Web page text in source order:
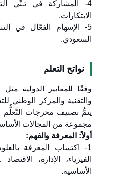
4- المشاركة في تبنِّي
الابتكارات.
5- الإسهام الفعّال في
السعودي.
نواتج التعلم
وفقًا للمعايير الدولية
والتقنية والمركز الوطني
يتمُّ تصنيف مخرجات التَّعلُّم
مجموعة من المجالات
أولاً: المعرفة والفهم:
1- اكتساب المعرفة
الفيزياء، الإدارة،
الأساسية.